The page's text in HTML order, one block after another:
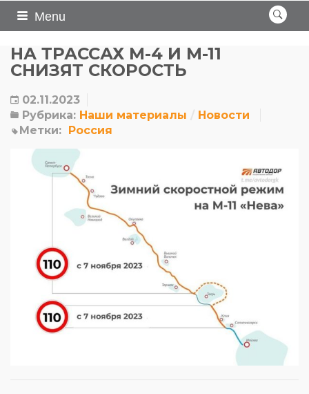
Menu
НА ТРАССАХ М-4 И М-11
СНИЗЯТ СКОРОСТЬ
02.11.2023
Рубрика: Наши материалы
Новости
Метки: Россия